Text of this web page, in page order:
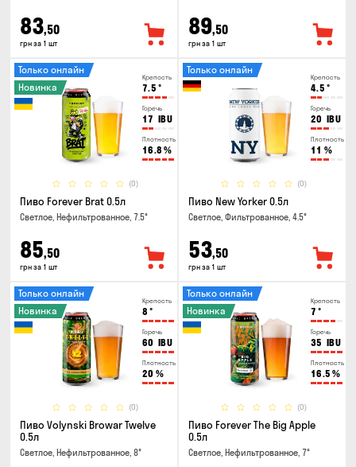
83,50
грн за 1 шт
89,50
грн за 1 шт
Крепость
7.5 °
Горечь
17 IBU
Плотность
16.8 %
(0)
Только онлайн
Новинка
Пиво Forever Brat 0.5л
Светлое, Нефильтрованное, 7.5°
85,50
грн за 1 шт
Крепость
4.5 °
Горечь
20 IBU
Плотность
11 %
(0)
Только онлайн
Пиво New Yorker 0.5л
Светлое, Фильтрованное, 4.5°
53,50
грн за 1 шт
Крепость
8 °
Горечь
60 IBU
Плотность
20 %
(0)
Только онлайн
Новинка
Пиво Volynski Browar Twelve
0.5л
Светлое, Нефильтрованное, 8°
Крепость
7 °
Горечь
35 IBU
Плотность
16.5 %
(0)
Только онлайн
Новинка
Пиво Forever The Big Apple
0.5л
Светлое, Нефильтрованное, 7°